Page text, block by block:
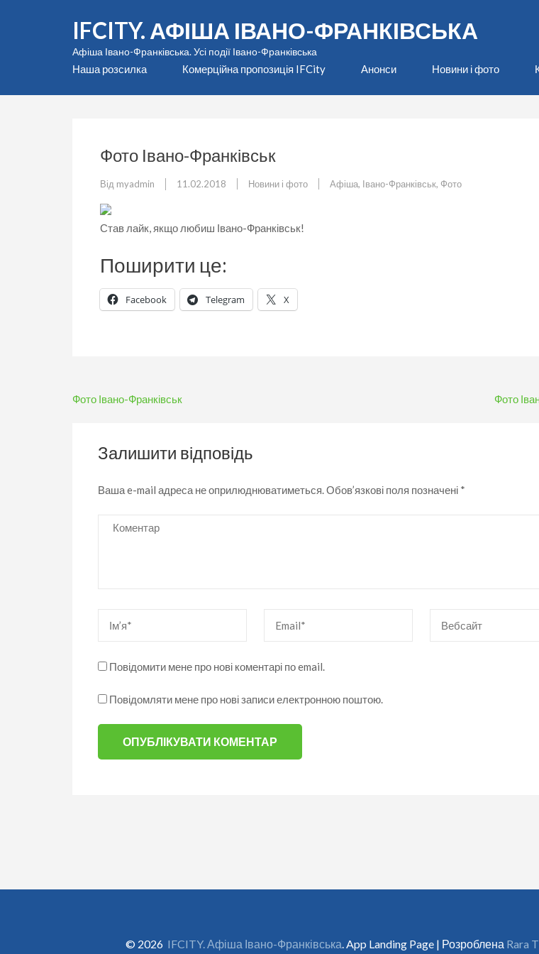
IFCITY. АФІША ІВАНО-ФРАНКІВСЬКА
Афіша Івано-Франківська. Усі події Івано-Франківська
Наша розсилка Комерційна пропозиція IFCity Анонси Новини і фото
Фото Івано-Франківськ
Від myadmin 11.02.2018 Новини і фото Афіша, Івано-Франківськ, Фото
Став лайк, якщо любиш Івано-Франківськ!
Поширити це:
Facebook Telegram X
Навігація
Фото Івано-Франківськ Фото
Залишити відповідь
Ваша e-mail адреса не оприлюднюватиметься.Обов’язкові поля позначені *
Коментар
Повідомити мене про нові коментарі по email.
Повідомляти мене про нові записи електронною поштою.
© 2026 IFCITY. Афіша Івано-Франківська. App Landing Page | Розроблена Rara